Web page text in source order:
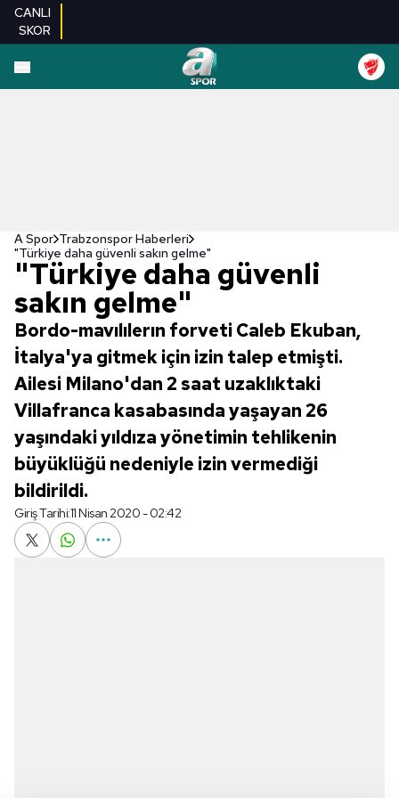
CANLI
SKOR
A Spor Trabzonspor Haberleri
"Türkiye daha güvenli sakın gelme"
"Türkiye daha güvenli
sakın gelme"
Bordo-mavılılerın forveti Caleb Ekuban,
İtalya'ya gitmek için izin talep etmişti.
Ailesi Milano'dan 2 saat uzaklıktaki
Villafranca kasabasında yaşayan 26
yaşındaki yıldıza yönetimin tehlikenin
büyüklüğü nedeniyle izin vermediği
bildirildi.
Giriş Tarihi:11 Nisan 2020 - 02:42